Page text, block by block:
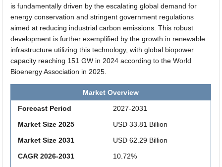
is fundamentally driven by the escalating global demand for
energy conservation and stringent government regulations
aimed at reducing industrial carbon emissions. This robust
development is further exemplified by the growth in renewable
infrastructure utilizing this technology, with global biopower
capacity reaching 151 GW in 2024 according to the World
Bioenergy Association in 2025.
Market Overview
Forecast Period
2027-2031
Market Size 2025
USD 33.81 Billion
Market Size 2031
USD 62.29 Billion
CAGR 2026-2031
10.72%